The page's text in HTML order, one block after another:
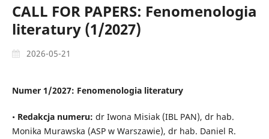
CALL FOR PAPERS: Fenomenologia
literatury (1/2027)
2026-05-21
Numer 1/2027: Fenomenologia literatury
•Redakcja numeru: dr Iwona Misiak (IBL PAN), dr hab.
Monika Murawska (ASP w Warszawie), dr hab. Daniel R.